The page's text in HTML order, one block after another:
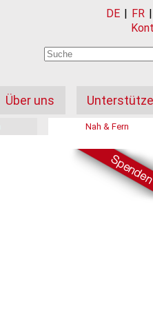
DE | FR |
Über uns
Nah & Fern